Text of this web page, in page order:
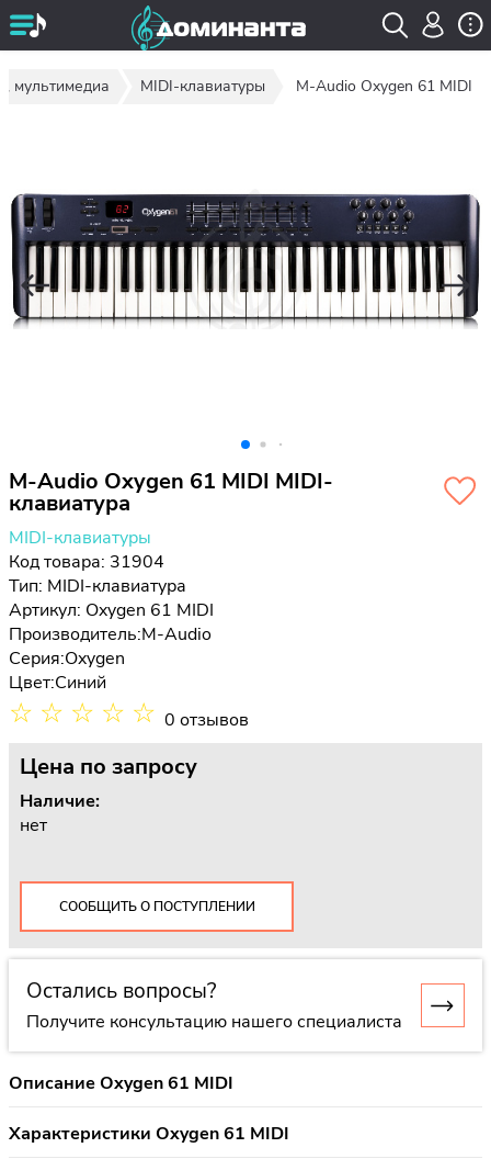
мультимедиа MIDI-клавиатуры M-Audio Oxygen 61 MIDI
M-Audio Oxygen 61 MIDI MIDI-
клавиатура
MIDI-клавиатуры
Код товара: 31904
Тип: MIDI-клавиатура
Артикул: Oxygen 61 MIDI
Производитель:M-Audio
Серия:Oxygen
Цвет:Синий
☆ ☆ ☆ ☆ ☆ 0 отзывов
Цена по запросу
Наличие:
нет
СООБЩИТЬ О ПОСТУПЛЕНИИ
Остались вопросы?
Получите консультацию нашего специалиста
Описание Oxygen 61 MIDI
Характеристики Oxygen 61 MIDI